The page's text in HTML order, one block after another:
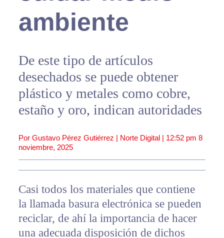
ambiente
De este tipo de artículos
desechados se puede obtener
plástico y metales como cobre,
estaño y oro, indican autoridades
Por Gustavo Pérez Gutiérrez | Norte Digital | 12:52 pm 8
noviembre, 2025
Casi todos los materiales que contiene
la llamada basura electrónica se pueden
reciclar, de ahí la importancia de hacer
una adecuada disposición de dichos